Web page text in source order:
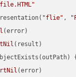
"flie" ,
(error)
(result)
(error)